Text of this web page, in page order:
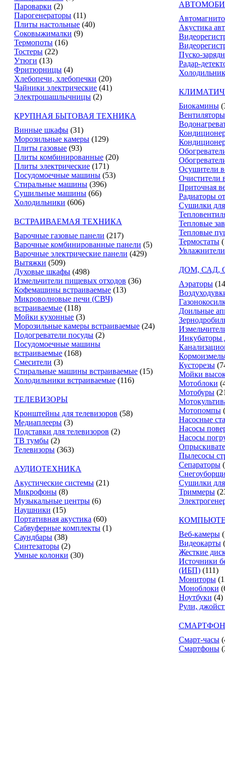
Пароварки (2)
Парогенераторы (11)
Плиты настольные (40)
Соковыжималки (9)
Термопоты (16)
Тостеры (22)
Утюги (13)
Фритюрницы (4)
Хлебопечи, хлебопечки (20)
Чайники электрические (41)
Электрошашлычницы (2)
КРУПНАЯ БЫТОВАЯ ТЕХНИКА
Винные шкафы (31)
Морозильные камеры (129)
Плиты газовые (93)
Плиты комбинированные (20)
Плиты электрические (171)
Посудомоечные машины (53)
Стиральные машины (396)
Сушильные машины (66)
Холодильники (606)
ВСТРАИВАЕМАЯ ТЕХНИКА
Варочные газовые панели (217)
Варочные комбинированные панели (5)
Варочные электрические панели (429)
Вытяжки (509)
Духовые шкафы (498)
Измельчители пищевых отходов (36)
Кофемашины встраиваемые (13)
Микроволновые печи (СВЧ)
встраиваемые (118)
Мойки кухонные (3)
Морозильные камеры встраиваемые (24)
Подогреватели посуды (2)
Посудомоечные машины
встраиваемые (168)
Смесители (3)
Стиральные машины встраиваемые (15)
Холодильники встраиваемые (116)
ТЕЛЕВИЗОРЫ
Кронштейны для телевизоров (58)
Медиаплееры (3)
Подставки для телевизоров (2)
ТВ тумбы (2)
Телевизоры (363)
АУДИОТЕХНИКА
Акустические системы (21)
Микрофоны (8)
Музыкальные центры (6)
Наушники (15)
Портативная акустика (60)
Сабвуферные комплекты (1)
Саундбары (38)
Синтезаторы (2)
Умные колонки (30)
Акустика
Пуско-
Радар-
Биокамины
Вентиляторы
Осушители
Очистители
Приточная
Радиаторы
Сушилки
Тепловые
Тепловые
Термостаты
ДОМ, САД,
Аэраторы
Доильные
Инкубаторы
Кусторезы
Мойки
Мотоблоки
Мотобуры
Мотопомпы
Насосные
Насосы
Насосы
Пылесосы
Сепараторы
Сушилки
Триммеры
Веб-камеры
Видеокарты
Жесткие
Источники
(ИБП) (111)
Мониторы
Моноблоки
Ноутбуки (4)
Рули,
Смарт-часы
Смартфоны